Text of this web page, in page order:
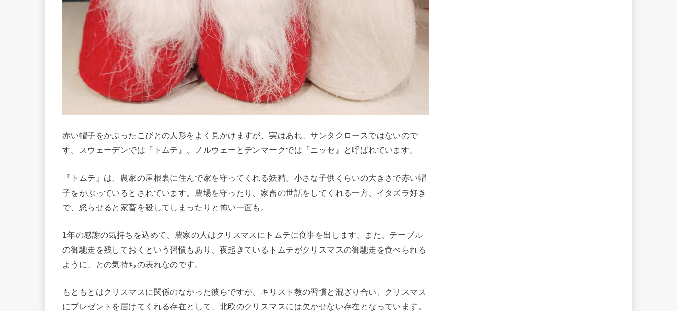
赤い帽子をかぶったこびとの人形をよく見かけますが、実はあれ、サンタクロースではないので
す。スウェーデンでは『トムテ』、ノルウェーとデンマークでは『ニッセ』と呼ばれています。
『トムテ』は、農家の屋根裏に住んで家を守ってくれる妖精。小さな子供くらいの大きさで赤い帽
子をかぶっているとされています。農場を守ったり、家畜の世話をしてくれる一方、イタズラ好き
で、怒らせると家畜を殺してしまったりと怖い一面も。
1年の感謝の気持ちを込めて、農家の人はクリスマスにトムテに食事を出します。また、テーブル
の御馳走を残しておくという習慣もあり、夜起きているトムテがクリスマスの御馳走を食べられる
ように、との気持ちの表れなのです。
もともとはクリスマスに関係のなかった彼らですが、キリスト教の習慣と混ざり合い、クリスマス
にプレゼントを届けてくれる存在として、北欧のクリスマスには欠かせない存在となっています。